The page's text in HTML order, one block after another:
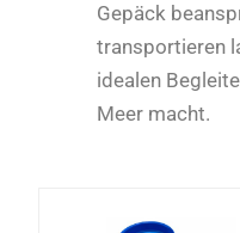
Gepäck
transportieren
idealen
Meer macht.